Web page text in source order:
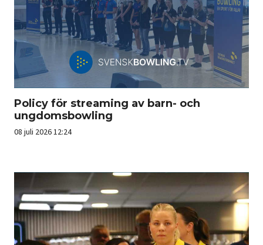
Policy för streaming av barn- och
ungdomsbowling
08 juli 2026 12:24